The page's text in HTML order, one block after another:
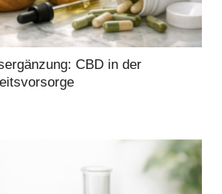
CBD in der